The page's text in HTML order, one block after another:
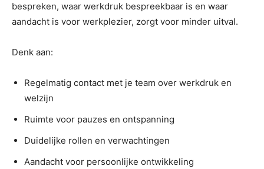
bespreken, waar werkdruk bespreekbaar is en waar
aandacht is voor werkplezier, zorgt voor minder uitval.
Denk aan:
Regelmatig contact met je team over werkdruk en
welzijn
Ruimte voor pauzes en ontspanning
Duidelijke rollen en verwachtingen
Aandacht voor persoonlijke ontwikkeling